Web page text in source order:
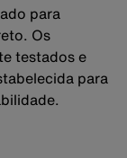
para
Os
testados e
para